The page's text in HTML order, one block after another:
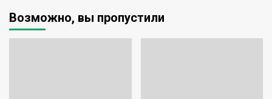
Возможно, вы пропустили